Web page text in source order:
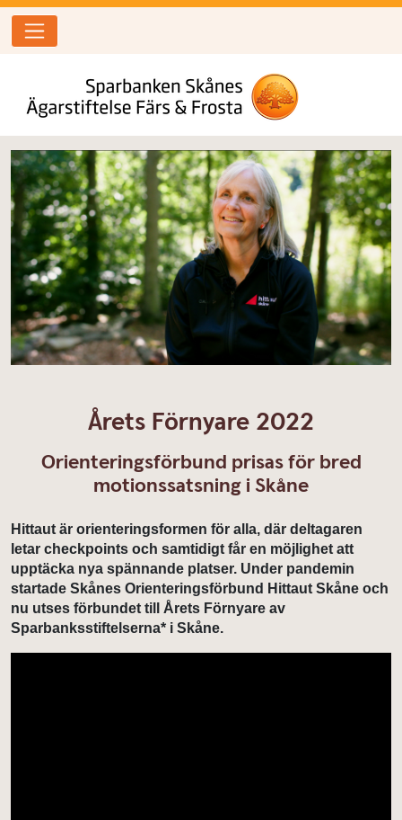
Årets Förnyare 2022
Orienteringsförbund prisas för bred
motionssatsning i Skåne
Hittaut är orienteringsformen för alla, där deltagaren
letar checkpoints och samtidigt får en möjlighet att
upptäcka nya spännande platser. Under pandemin
startade Skånes Orienteringsförbund Hittaut Skåne och
nu utses förbundet till Årets Förnyare av
Sparbanksstiftelserna* i Skåne.